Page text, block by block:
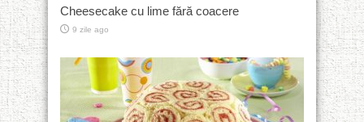
Cheesecake cu lime fără coacere
9 zile ago